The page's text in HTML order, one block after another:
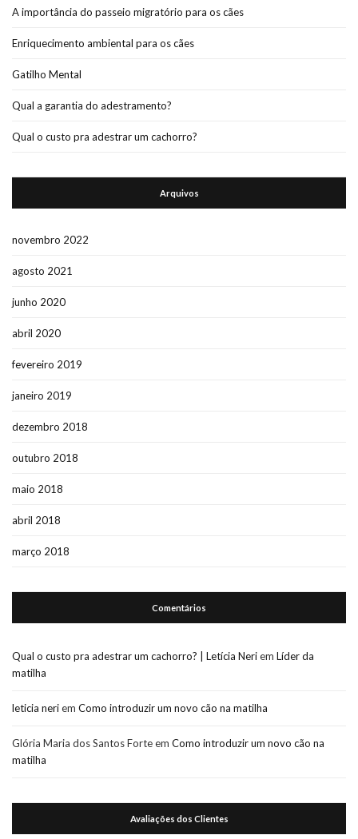
A importância do passeio migratório para os cães
Enriquecimento ambiental para os cães
Gatilho Mental
Qual a garantia do adestramento?
Qual o custo pra adestrar um cachorro?
Arquivos
novembro 2022
agosto 2021
junho 2020
abril 2020
fevereiro 2019
janeiro 2019
dezembro 2018
outubro 2018
maio 2018
abril 2018
março 2018
Comentários
Qual o custo pra adestrar um cachorro? | Letícia Neriem Líder da
matilha
leticia neriem Como introduzir um novo cão na matilha
Glória Maria dos Santos Forteem Como introduzir um novo cão na
matilha
Avaliações dos Clientes